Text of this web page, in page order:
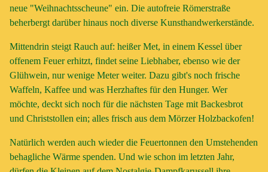
neue "Weihnachtsscheune" ein. Die autofreie Römerstraße
beherbergt darüber hinaus noch diverse Kunsthandwerkerstände.
Mittendrin steigt Rauch auf: heißer Met, in einem Kessel über
offenem Feuer erhitzt, findet seine Liebhaber, ebenso wie der
Glühwein, nur wenige Meter weiter. Dazu gibt's noch frische
Waffeln, Kaffee und was Herzhaftes für den Hunger. Wer
möchte, deckt sich noch für die nächsten Tage mit Backesbrot
und Christstollen ein; alles frisch aus dem Mörzer Holzbackofen!
Natürlich werden auch wieder die Feuertonnen den Umstehenden
behagliche Wärme spenden. Und wie schon im letzten Jahr,